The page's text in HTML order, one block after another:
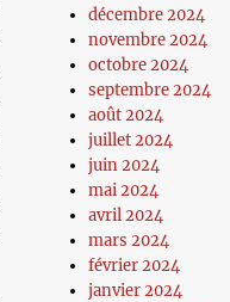
décembre 2024
novembre 2024
octobre 2024
septembre 2024
août 2024
juillet 2024
juin 2024
mai 2024
avril 2024
mars 2024
février 2024
janvier 2024